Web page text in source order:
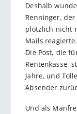
Deshalb
Renninger,
plötzlich nicht
Mails
Die Post, die
Rentenkasse,
Jahre, und
Absender
Und als